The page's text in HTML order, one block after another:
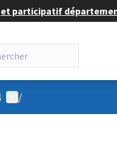
participatif
Menu utilisateur
/